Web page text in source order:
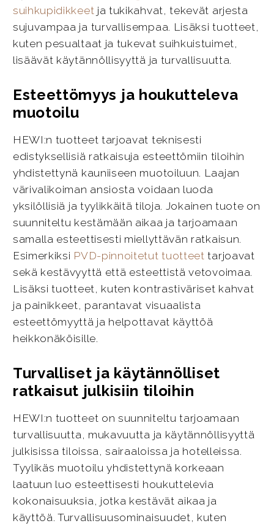
suihkupidikkeet ja tukikahvat, tekevät arjesta
sujuvampaa ja turvallisempaa. Lisäksi tuotteet,
kuten pesualtaat ja tukevat suihkuistuimet,
lisäävät käytännöllisyyttä ja turvallisuutta.
Esteettömyys ja houkutteleva
muotoilu
HEWI:n tuotteet tarjoavat teknisesti
edistyksellisiä ratkaisuja esteettömiin tiloihin
yhdistettynä kauniiseen muotoiluun. Laajan
värivalikoiman ansiosta voidaan luoda
yksilöllisiä ja tyylikkäitä tiloja. Jokainen tuote on
suunniteltu kestämään aikaa ja tarjoamaan
samalla esteettisesti miellyttävän ratkaisun.
Esimerkiksi PVD-pinnoitetut tuotteet tarjoavat
sekä kestävyyttä että esteettistä vetovoimaa.
Lisäksi tuotteet, kuten kontrastiväriset kahvat
ja painikkeet, parantavat visuaalista
esteettömyyttä ja helpottavat käyttöä
heikkonäköisille.
Turvalliset ja käytännölliset
ratkaisut julkisiin tiloihin
HEWI:n tuotteet on suunniteltu tarjoamaan
turvallisuutta, mukavuutta ja käytännöllisyyttä
julkisissa tiloissa, sairaaloissa ja hotelleissa.
Tyylikäs muotoilu yhdistettynä korkeaan
laatuun luo esteettisesti houkuttelevia
kokonaisuuksia, jotka kestävät aikaa ja
käyttöä. Turvallisuusominaisuudet, kuten